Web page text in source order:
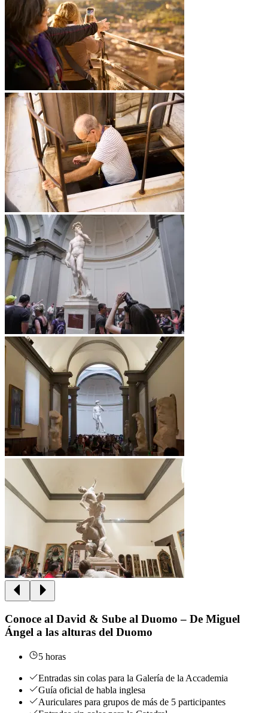
Conoce al David & Sube al Duomo – De Miguel
Ángel a las alturas del Duomo
5 horas
Entradas sin colas para la Galería de la Accademia
Guía oficial de habla inglesa
Auriculares para grupos de más de 5 participantes